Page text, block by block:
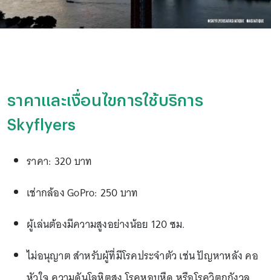
ราคาและเงื่อนไขการใช้บริการ
Skyflyers
ราคา: 320 บาท
เช่ากล้อง GoPro: 250 บาท
ผู้เล่นต้องมีความสูงอย่างน้อย 120 ซม.
ไม่อนุญาต สำหรับผู้ที่มีโรคประจำตัว เช่น ปัญหาหลัง คอ